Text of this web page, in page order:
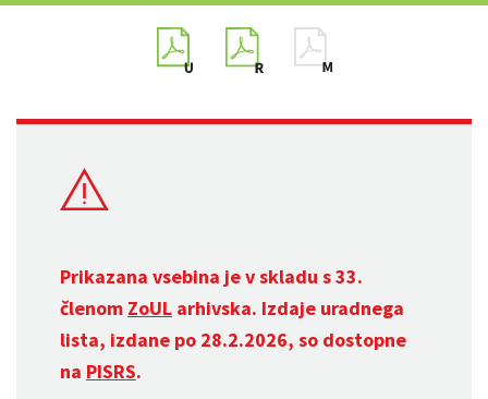
Prikazana vsebina je v skladu s 33.
členom ZoUL arhivska. Izdaje uradnega
lista, izdane po 28.2.2026, so dostopne
na PISRS.